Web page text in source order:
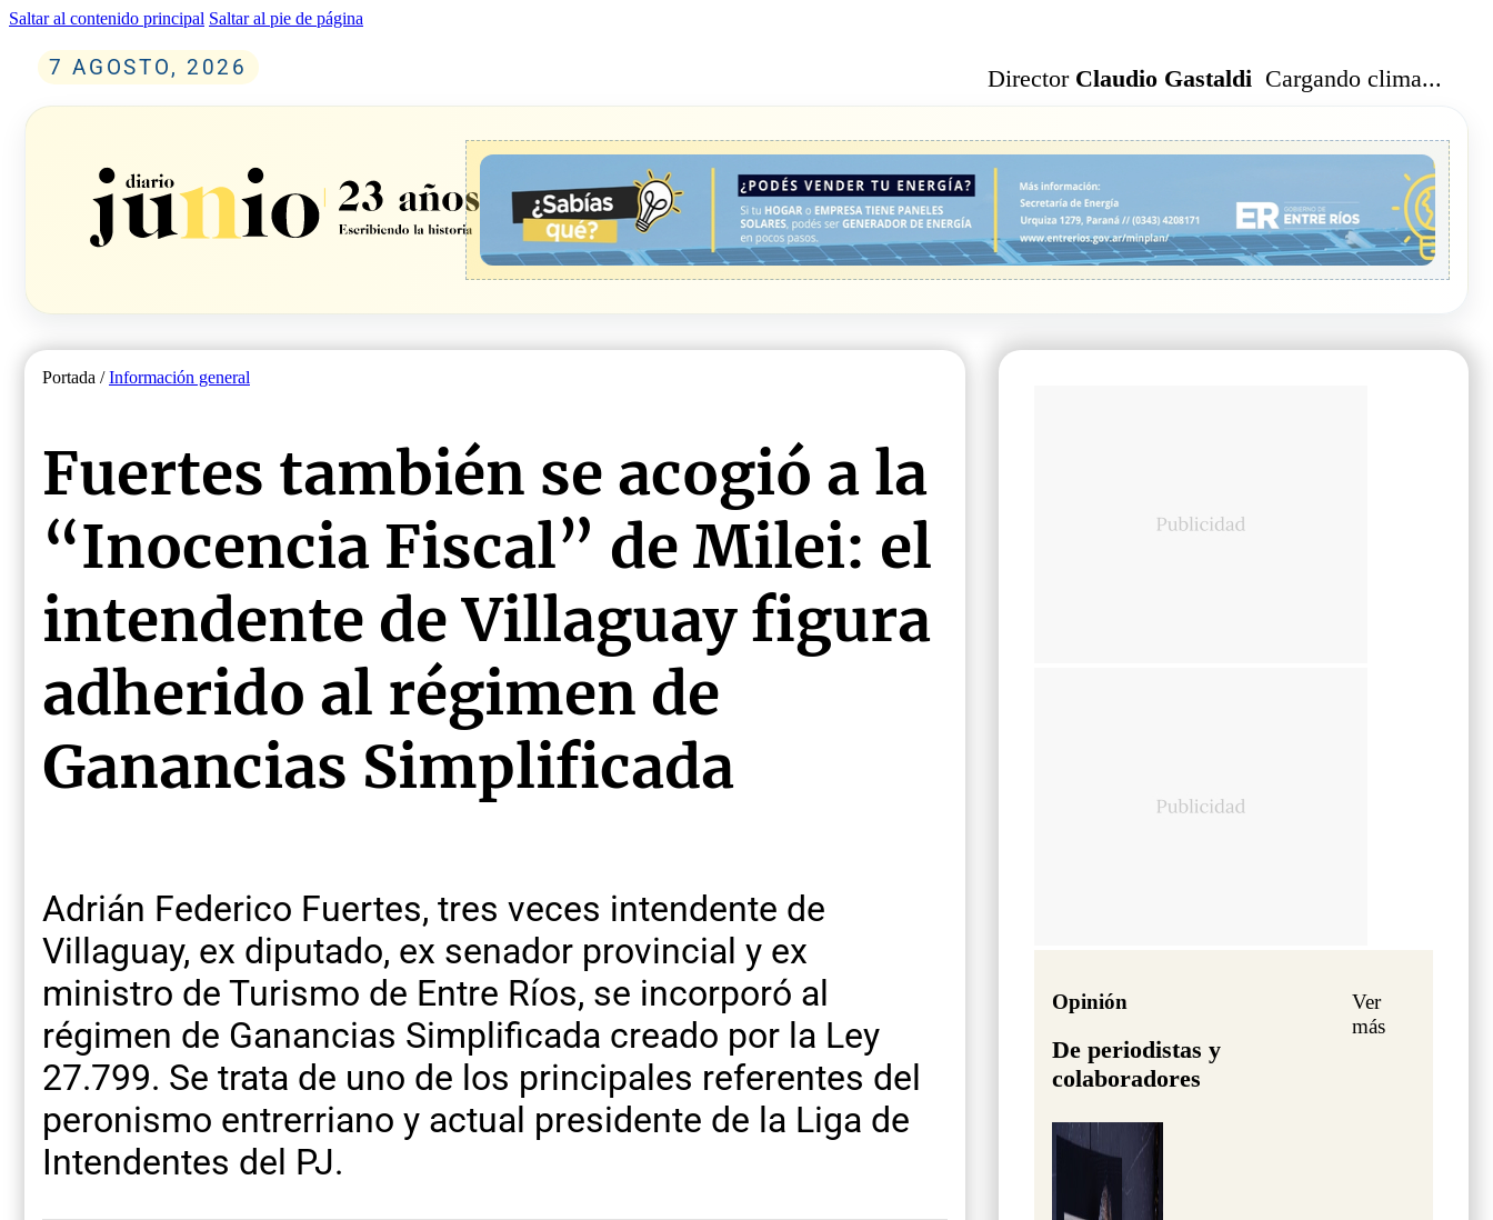
Saltar al contenido principal Saltar al pie de página
7 AGOSTO, 2026 Director Claudio Gastaldi Cargando clima...
Portada /Información general
Fuertes también se acogió a la
“Inocencia Fiscal” de Milei: el
intendente de Villaguay figura
adherido al régimen de
Ganancias Simplificada
Adrián Federico Fuertes, tres veces intendente de
Villaguay, ex diputado, ex senador provincial y ex
ministro de Turismo de Entre Ríos, se incorporó al
régimen de Ganancias Simplificada creado por la Ley
27.799. Se trata de uno de los principales referentes del
peronismo entrerriano y actual presidente de la Liga de
Intendentes del PJ.
Opinión
De periodistas y
colaboradores
Ver
más